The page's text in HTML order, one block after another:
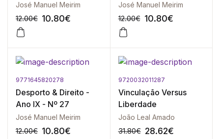
José Manuel Meirim
12.00€ 10.80€
José Manuel Meirim
12.00€ 10.80€
9771645820278
Desporto & Direito -
Ano IX - Nº 27
José Manuel Meirim
12.00€ 10.80€
9720032011287
Vinculação Versus
Liberdade
João Leal Amado
31.80€ 28.62€